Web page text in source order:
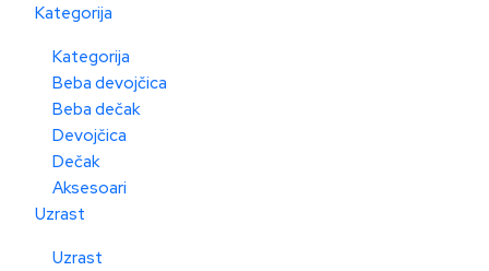
Kategorija
Kategorija
Beba devojčica
Beba dečak
Devojčica
Dečak
Aksesoari
Uzrast
Uzrast